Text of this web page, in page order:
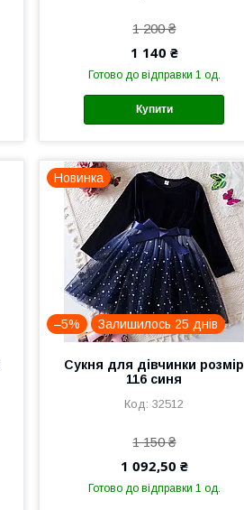
1 200 ₴
1 140 ₴
Готово до відправки 1 од.
Купити
Новинка
–5% Залишилось 25 днів
Сукня для дівчинки розмір
116 синя
32512
1 150 ₴
1 092,50 ₴
Готово до відправки 1 од.